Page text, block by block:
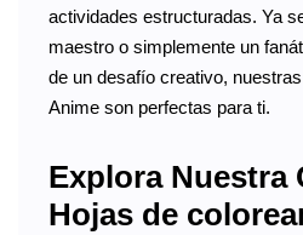
actividades estructuradas. Ya
maestro o simplemente un
de un desafío creativo,
Anime son perfectas para ti.
Explora Nuestra
Hojas de